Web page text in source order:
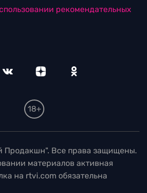
рекомендательных
18+
Все права защищены.
материалов активная
на rtvi.com обязательна